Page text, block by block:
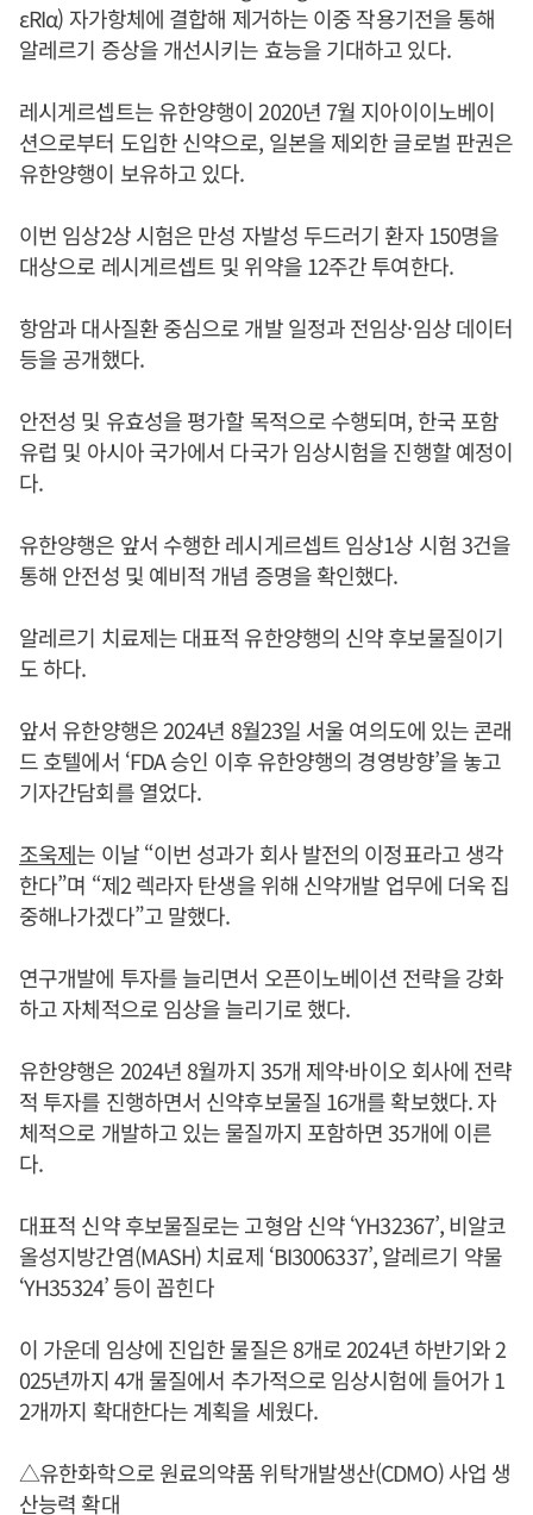
εRIα) 자가항체에 결합해 제거하는 이중 작용기전을 통해
알레르기 증상을 개선시키는 효능을 기대하고 있다.
레시게르셉트는 유한양행이 2020년 7월 지아이이노베이
션으로부터 도입한 신약으로, 일본을 제외한 글로벌 판권은
유한양행이 보유하고 있다.
이번 임상2상 시험은 만성 자발성 두드러기 환자 150명을
대상으로 레시게르셉트 및 위약을 12주간 투여한다.
항암과 대사질환 중심으로 개발 일정과 전임상·임상 데이터
등을 공개했다.
안전성 및 유효성을 평가할 목적으로 수행되며, 한국 포함
유럽 및 아시아 국가에서 다국가 임상시험을 진행할 예정이
다.
유한양행은 앞서 수행한 레시게르셉트 임상1상 시험 3건을
통해 안전성 및 예비적 개념 증명을 확인했다.
알레르기 치료제는 대표적 유한양행의 신약 후보물질이기
도 하다.
앞서 유한양행은 2024년 8월23일 서울 여의도에 있는 콘래
드 호텔에서 ‘FDA 승인 이후 유한양행의 경영방향’을 놓고
기자간담회를 열었다.
조욱제는 이날 “이번 성과가 회사 발전의 이정표라고 생각
한다”며 “제2 렉라자 탄생을 위해 신약개발 업무에 더욱 집
중해나가겠다”고 말했다.
연구개발에 투자를 늘리면서 오픈이노베이션 전략을 강화
하고 자체적으로 임상을 늘리기로 했다.
유한양행은 2024년 8월까지 35개 제약·바이오 회사에 전략
적 투자를 진행하면서 신약후보물질 16개를 확보했다. 자
체적으로 개발하고 있는 물질까지 포함하면 35개에 이른
다.
대표적 신약 후보물질로는 고형암 신약 ‘YH32367’, 비알코
올성지방간염(MASH) 치료제 ‘BI3006337’, 알레르기 약물
‘YH35324’ 등이 꼽힌다
이 가운데 임상에 진입한 물질은 8개로 2024년 하반기와 2
025년까지 4개 물질에서 추가적으로 임상시험에 들어가 1
2개까지 확대한다는 계획을 세웠다.
△유한화학으로 원료의약품 위탁개발생산(CDMO) 사업 생
산능력 확대